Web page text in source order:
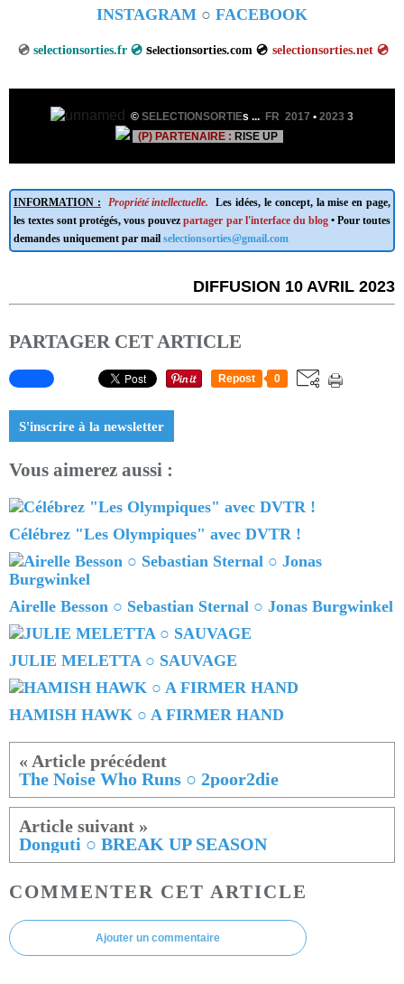
INSTAGRAM ○ FACEBOOK
💿selectionsorties.fr 💿selectionsorties.com 💿 selectionsorties.net💿
© SELECTIONSORTIEs ... FR 2017 • 2023 3
(P) PARTENAIRE : RISE UP
INFORMATION : Propriété intellectuelle.
Les idées, le concept, la mise en page,
les textes sont protégés, vous pouvezpartager par l'interface du blog• Pour toutes
demandes uniquement par mail selectionsorties@gmail.com
DIFFUSION 10 AVRIL 2023
PARTAGER CET ARTICLE
Repost 0
S'inscrire à la newsletter
Vous aimerez aussi :
Célébrez "Les Olympiques" avec DVTR !
Airelle Besson ○ Sebastian Sternal ○ Jonas Burgwinkel
JULIE MELETTA ○ SAUVAGE
HAMISH HAWK ○ A FIRMER HAND
The Noise Who Runs ○ 2poor2die
Donguti ○ BREAK UP SEASON
COMMENTER CET ARTICLE
Ajouter un commentaire